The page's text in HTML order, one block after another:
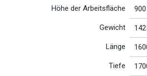
Höhe der Arbeitsfläche
Gewicht
Länge
Tiefe